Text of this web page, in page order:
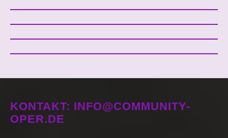
KONTAKT: INFO@COMMUNITY-
OPER.DE